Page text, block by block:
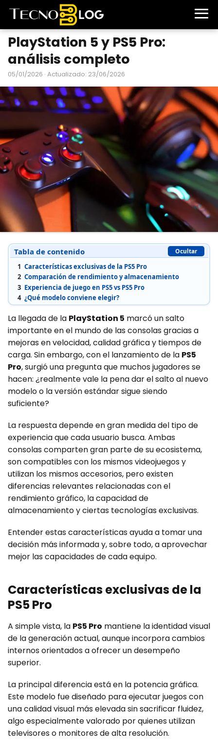
PlayStation 5 y PS5 Pro:
análisis completo
05/01/2026 · Actualizado: 23/06/2026
Tabla de contenido Ocultar
1 Características exclusivas de la PS5 Pro
2 Comparación de rendimiento y almacenamiento
3 Experiencia de juego en PS5 vs PS5 Pro
4 ¿Qué modelo conviene elegir?
La llegada de la PlayStation 5 marcó un salto
importante en el mundo de las consolas gracias a
mejoras en velocidad, calidad gráfica y tiempos de
carga. Sin embargo, con el lanzamiento de la PS5
Pro, surgió una pregunta que muchos jugadores se
hacen: ¿realmente vale la pena dar el salto al nuevo
modelo o la versión estándar sigue siendo
suficiente?
La respuesta depende en gran medida del tipo de
experiencia que cada usuario busca. Ambas
consolas comparten gran parte de su ecosistema,
son compatibles con los mismos videojuegos y
utilizan los mismos accesorios, pero existen
diferencias relevantes relacionadas con el
rendimiento gráfico, la capacidad de
almacenamiento y ciertas tecnologías exclusivas.
Entender estas características ayuda a tomar una
decisión más informada y, sobre todo, a aprovechar
mejor las capacidades de cada equipo.
Características exclusivas de la
PS5 Pro
A simple vista, la PS5 Pro mantiene la identidad visual
de la generación actual, aunque incorpora cambios
internos orientados a ofrecer un desempeño
superior.
La principal diferencia está en la potencia gráfica.
Este modelo fue diseñado para ejecutar juegos con
una calidad visual más elevada sin sacrificar fluidez,
algo especialmente valorado por quienes utilizan
televisores o monitores de alta resolución.